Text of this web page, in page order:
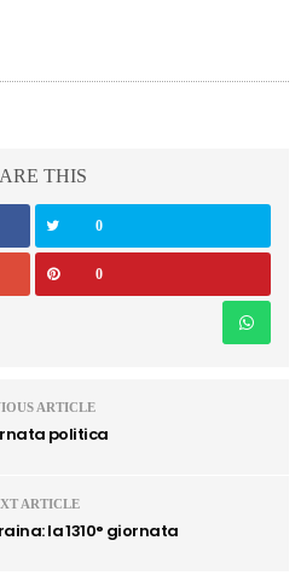
THIS
0
0
ARTICLE
politica
ARTICLE
la 1310° giornata